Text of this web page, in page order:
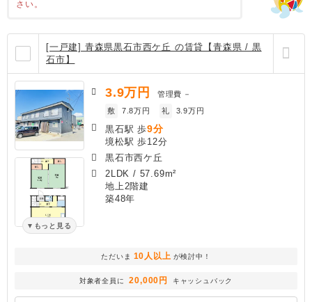
さい。
[一戸建] 青森県黒石市西ケ丘 の賃貸【青森県 / 黒
石市】
もっと見る
3.9万円 管理費 －
敷
7.8万円 礼 3.9万円
黒石駅 歩9分
境松駅 歩12分
黒石市西ケ丘
2LDK / 57.69m²
地上2階建
築48年
ただいま 10人以上 が検討中！
対象者全員に 20,000円 キャッシュバック